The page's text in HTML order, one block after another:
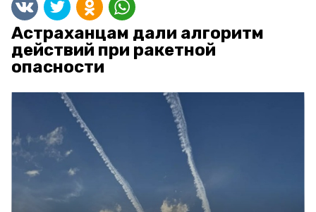
Астраханцам дали алгоритм
действий при ракетной
опасности